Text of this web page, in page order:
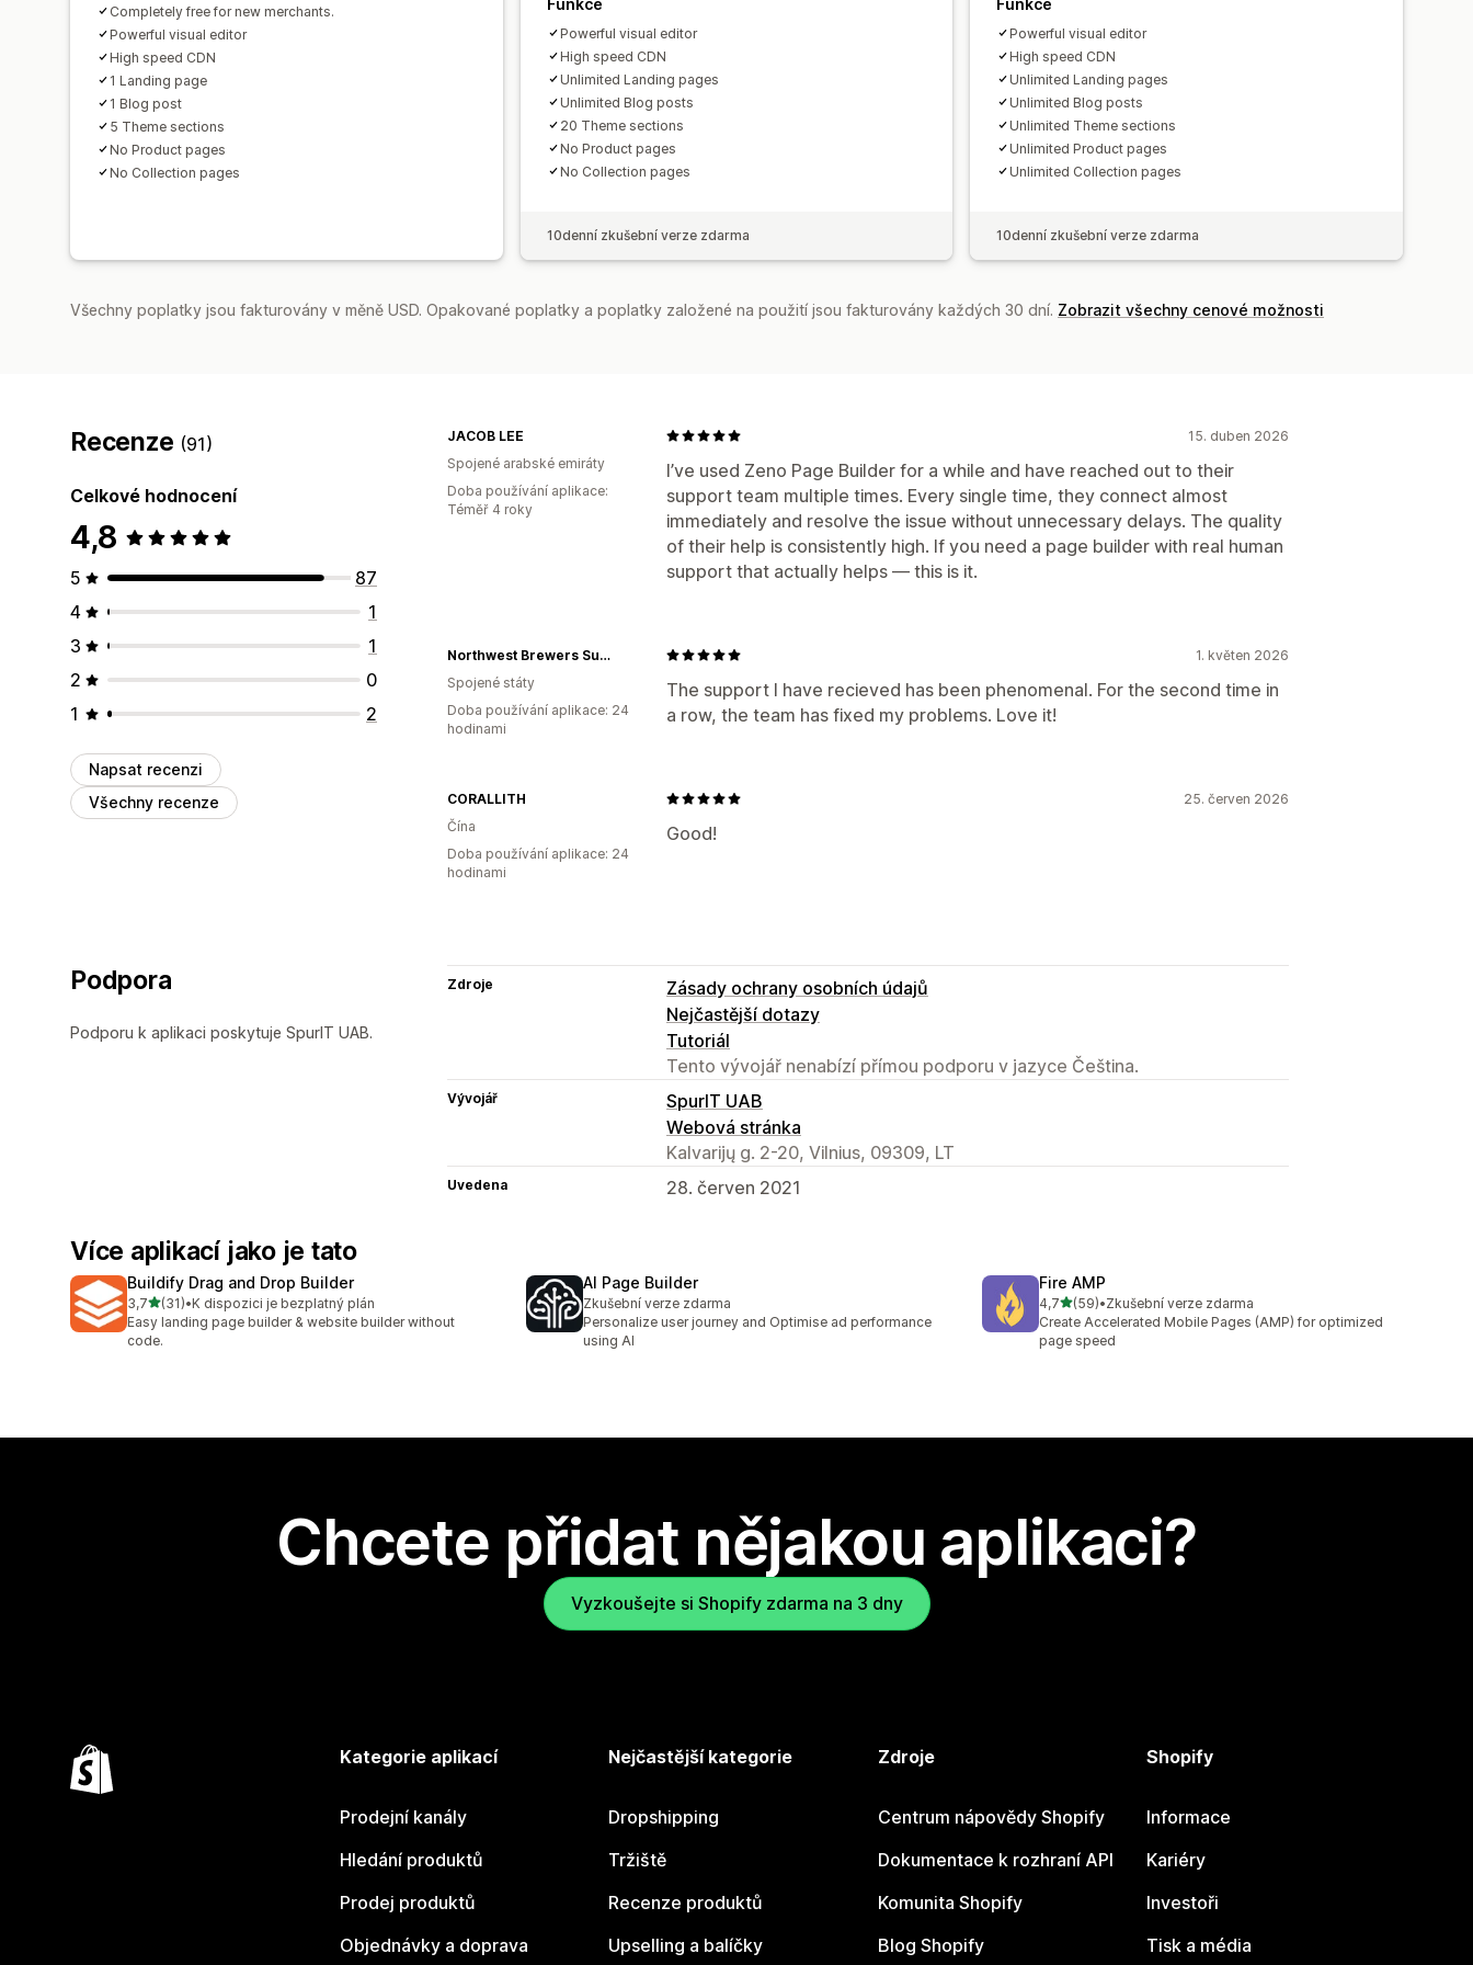
Lazy loading
Rozhraní API a webhooky
Completely free for new merchants.
Powerful visual editor
High speed CDN
1 Landing page
1 Blog post
5 Theme sections
No Product pages
No Collection pages
Powerful visual editor
High speed CDN
Unlimited Landing pages
Unlimited Blog posts
20 Theme sections
No Product pages
No Collection pages
10denní zkušební verze zdarma
Powerful visual editor
High speed CDN
Unlimited Landing pages
Unlimited Blog posts
Unlimited Theme sections
Unlimited Product pages
Unlimited Collection pages
10denní zkušební verze zdarma
Všechny poplatky jsou fakturovány v měně USD. Opakované poplatky a poplatky založené na použití jsou fakturovány každých 30 dní. Zobrazit všechny cenové možnosti
Recenze (91)
Celkové hodnocení
4,8
5
87
4
1
3
1
2
0
1
2
Napsat recenzi
Všechny recenze
15. duben 2026
I’ve used Zeno Page Builder for a while and have reached out to their
support team multiple times. Every single time, they connect almost
immediately and resolve the issue without unnecessary delays. The quality
of their help is consistently high. If you need a page builder with real human
support that actually helps — this is it.
JACOB LEE
Spojené arabské emiráty
Doba používání aplikace:
Téměř 4 roky
1. květen 2026
The support I have recieved has been phenomenal. For the second time in
a row, the team has fixed my problems. Love it!
Northwest Brewers Supply
Spojené státy
Doba používání aplikace: 24
hodinami
25. červen 2026
Good!
CORALLITH
Čína
Doba používání aplikace: 24
hodinami
Podpora
Podporu k aplikaci poskytuje SpurIT UAB.
Zdroje
Zásady ochrany osobních údajů
Nejčastější dotazy
Tutoriál
Tento vývojář nenabízí přímou podporu v jazyce Čeština.
Vývojář
SpurIT UAB
Webová stránka
Kalvarijų g. 2-20, Vilnius, 09309, LT
Uvedena 28. červen 2021
Více aplikací jako je tato
Buildify Drag and Drop Builder
3,7z 5 hvězd
(31)
Celkový počet recenzí: 31
•K dispozici je bezplatný plán
Easy landing page builder & website builder without
code.
AI Page Builder
Zkušební verze zdarma
Personalize user journey and Optimise ad performance
using AI
Fire AMP
4,7z 5 hvězd
(59)
Celkový počet recenzí: 59
•Zkušební verze zdarma
Create Accelerated Mobile Pages (AMP) for optimized
page speed
Chcete přidat nějakou aplikaci?
Vyzkoušejte si Shopify zdarma na 3 dny
Kategorie aplikací
Prodejní kanály
Hledání produktů
Prodej produktů
Objednávky a doprava
Nejčastější kategorie
Dropshipping
Tržiště
Recenze produktů
Upselling a balíčky
Zdroje
Centrum nápovědy Shopify
Dokumentace k rozhraní API
Komunita Shopify
Blog Shopify
Shopify
Informace
Kariéry
Investoři
Tisk a média